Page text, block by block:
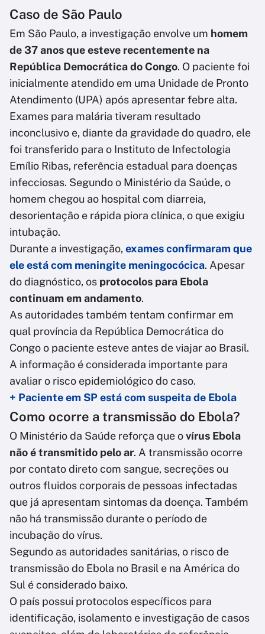
Caso de São Paulo
Em São Paulo, a investigação envolve um homem
de 37 anos que esteve recentemente na
República Democrática do Congo. O paciente foi
inicialmente atendido em uma Unidade de Pronto
Atendimento (UPA) após apresentar febre alta.
Exames para malária tiveram resultado
inconclusivo e, diante da gravidade do quadro, ele
foi transferido para o Instituto de Infectologia
Emílio Ribas, referência estadual para doenças
infecciosas. Segundo o Ministério da Saúde, o
homem chegou ao hospital com diarreia,
desorientação e rápida piora clínica, o que exigiu
intubação.
Durante a investigação, exames confirmaram que
ele está com meningite meningocócica. Apesar
do diagnóstico, os protocolos para Ebola
continuam em andamento.
As autoridades também tentam confirmar em
qual província da República Democrática do
Congo o paciente esteve antes de viajar ao Brasil.
A informação é considerada importante para
avaliar o risco epidemiológico do caso.
+ Paciente em SP está com suspeita de Ebola
Como ocorre a transmissão do Ebola?
O Ministério da Saúde reforça que ovírus Ebola
não é transmitido pelo ar. A transmissão ocorre
por contato direto com sangue, secreções ou
outros fluidos corporais de pessoas infectadas
que já apresentam sintomas da doença. Também
não há transmissão durante o período de
incubação do vírus.
Segundo as autoridades sanitárias, o risco de
transmissão do Ebola no Brasil e na América do
Sul é considerado baixo.
O país possui protocolos específicos para
identificação, isolamento e investigação de casos